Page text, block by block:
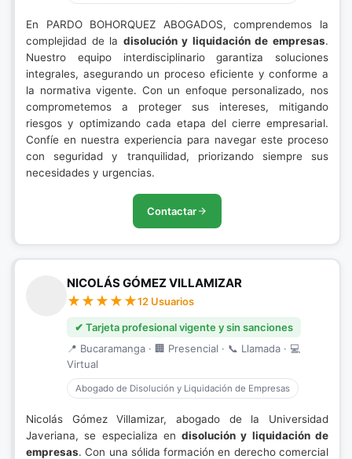
En PARDO BOHORQUEZ ABOGADOS, comprendemos la
complejidad de la disolución y liquidación de empresas.
Nuestro equipo interdisciplinario garantiza soluciones
integrales, asegurando un proceso eficiente y conforme a
la normativa vigente. Con un enfoque personalizado, nos
comprometemos a proteger sus intereses, mitigando
riesgos y optimizando cada etapa del cierre empresarial.
Confíe en nuestra experiencia para navegar este proceso
con seguridad y tranquilidad, priorizando siempre sus
necesidades y urgencias.
Contactar
NICOLÁS GÓMEZ VILLAMIZAR
12 Usuarios
✔ Tarjeta profesional vigente y sin sanciones
📍 Bucaramanga · 🏢 Presencial · 📞 Llamada · 💻
Virtual
Abogado de Disolución y Liquidación de Empresas
Nicolás Gómez Villamizar, abogado de la Universidad
Javeriana, se especializa endisolución y liquidación de
empresas. Con una sólida formación en derecho comercial